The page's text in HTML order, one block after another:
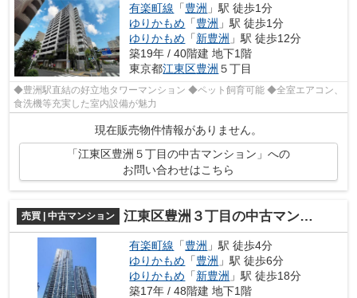
有楽町線 「豊洲 」駅 徒歩1分
ゆりかもめ 「豊洲 」駅 徒歩1分
ゆりかもめ 「新豊洲 」駅 徒歩12分
築19年 / 40階建 地下1階
東京都江東区豊洲 ５丁目
◆豊洲駅直結の好立地タワーマンション ◆ペット飼育可能 ◆全室エアコン、
食洗機等充実した室内設備が魅力
現在販売物件情報がありません。
「江東区豊洲５丁目の中古マンション」への
お問い合わせはこちら
売買 | 中古マンション 江東区豊洲３丁目の中古マンション
有楽町線 「豊洲 」駅 徒歩4分
ゆりかもめ 「豊洲 」駅 徒歩6分
ゆりかもめ 「新豊洲 」駅 徒歩18分
築17年 / 48階建 地下1階